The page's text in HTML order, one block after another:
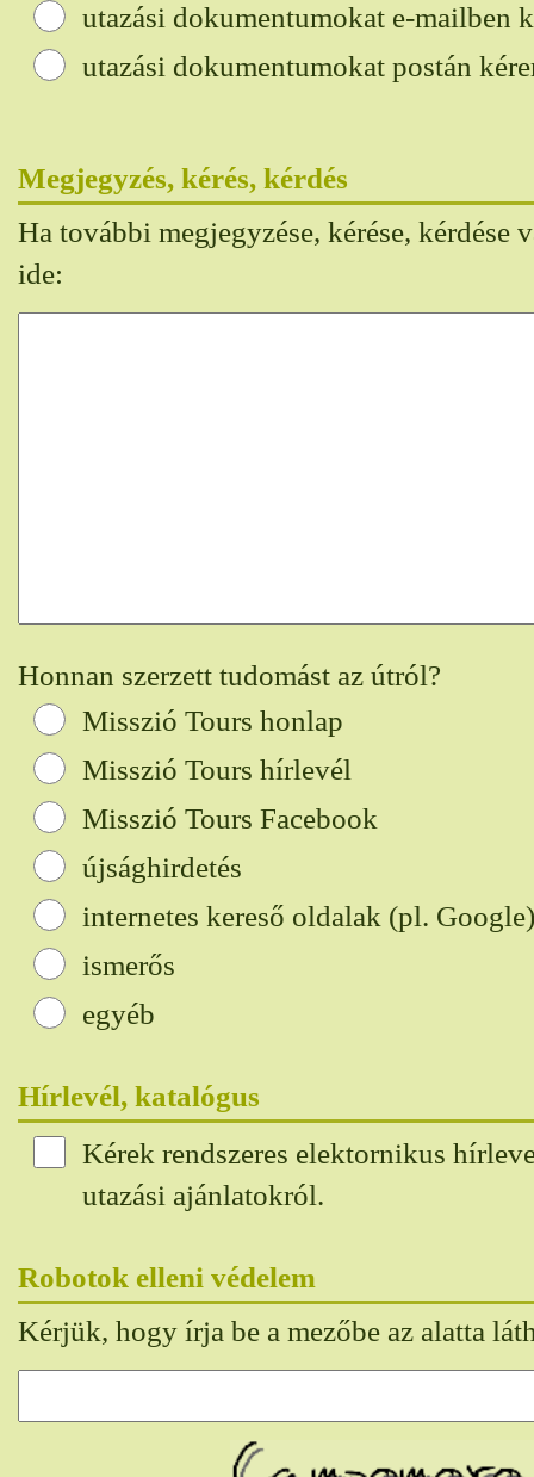
utazási dokumentumokat e-mailben
utazási dokumentumokat postán
Megjegyzés, kérés, kérdés
Ha további megjegyzése, kérése, kérdése
ide:
Honnan szerzett tudomást az útról?
Misszió Tours honlap
Misszió Tours hírlevél
Misszió Tours Facebook
újsághirdetés
internetes kereső oldalak (pl. Google)
ismerős
egyéb
Hírlevél, katalógus
Kérek rendszeres elektornikus
utazási ajánlatokról.
Robotok elleni védelem
Kérjük, hogy írja be a mezőbe az alatta